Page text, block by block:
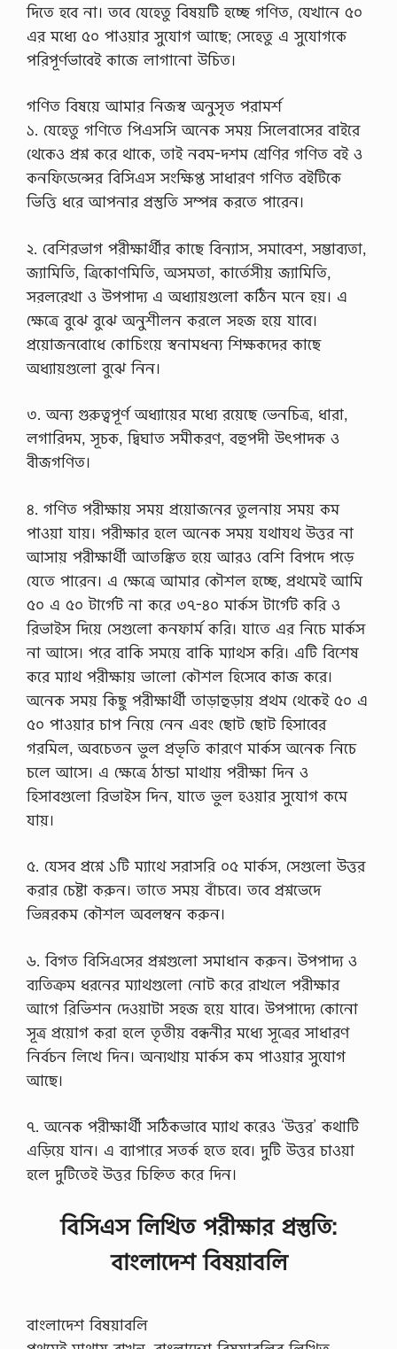
দিতে হবে না। তবে যেহেতু বিষয়টি হচ্ছে গণিত, যেখানে ৫০
এর মধ্যে ৫০ পাওয়ার সুযোগ আছে; সেহেতু এ সুযোগকে
পরিপূর্ণভাবেই কাজে লাগানো উচিত।
গণিত বিষয়ে আমার নিজস্ব অনুসৃত পরামর্শ
১. যেহেতু গণিতে পিএসসি অনেক সময় সিলেবাসের বাইরে
থেকেও প্রশ্ন করে থাকে, তাই নবম-দশম শ্রেণির গণিত বই ও
কনফিডেন্সের বিসিএস সংক্ষিপ্ত সাধারণ গণিত বইটিকে
ভিত্তি ধরে আপনার প্রস্তুতি সম্পন্ন করতে পারেন।
২. বেশিরভাগ পরীক্ষার্থীর কাছে বিন্যাস, সমাবেশ, সম্ভাব্যতা,
জ্যামিতি, ত্রিকোণমিতি, অসমতা, কার্তেসীয় জ্যামিতি,
সরলরেখা ও উপপাদ্য এ অধ্যায়গুলো কঠিন মনে হয়। এ
ক্ষেত্রে বুঝে বুঝে অনুশীলন করলে সহজ হয়ে যাবে।
প্রয়োজনবোধে কোচিংয়ে স্বনামধন্য শিক্ষকদের কাছে
অধ্যায়গুলো বুঝে নিন।
৩. অন্য গুরুত্বপূর্ণ অধ্যায়ের মধ্যে রয়েছে ভেনচিত্র, ধারা,
লগারিদম, সূচক, দ্বিঘাত সমীকরণ, বহুপদী উৎপাদক ও
বীজগণিত।
৪. গণিত পরীক্ষায় সময় প্রয়োজনের তুলনায় সময় কম
পাওয়া যায়। পরীক্ষার হলে অনেক সময় যথাযথ উত্তর না
আসায় পরীক্ষার্থী আতঙ্কিত হয়ে আরও বেশি বিপদে পড়ে
যেতে পারেন। এ ক্ষেত্রে আমার কৌশল হচ্ছে, প্রথমেই আমি
৫০ এ ৫০ টার্গেট না করে ৩৭-৪০ মার্কস টার্গেট করি ও
রিভাইস দিয়ে সেগুলো কনফার্ম করি। যাতে এর নিচে মার্কস
না আসে। পরে বাকি সময়ে বাকি ম্যাথস করি। এটি বিশেষ
করে ম্যাথ পরীক্ষায় ভালো কৌশল হিসেবে কাজ করে।
অনেক সময় কিছু পরীক্ষার্থী তাড়াহুড়ায় প্রথম থেকেই ৫০ এ
৫০ পাওয়ার চাপ নিয়ে নেন এবং ছোট ছোট হিসাবের
গরমিল, অবচেতন ভুল প্রভৃতি কারণে মার্কস অনেক নিচে
চলে আসে। এ ক্ষেত্রে ঠান্ডা মাথায় পরীক্ষা দিন ও
হিসাবগুলো রিভাইস দিন, যাতে ভুল হওয়ার সুযোগ কমে
যায়।
৫. যেসব প্রশ্নে ১টি ম্যাথে সরাসরি ০৫ মার্কস, সেগুলো উত্তর
করার চেষ্টা করুন। তাতে সময় বাঁচবে। তবে প্রশ্নভেদে
ভিন্নরকম কৌশল অবলম্বন করুন।
৬. বিগত বিসিএসের প্রশ্নগুলো সমাধান করুন। উপপাদ্য ও
ব্যতিক্রম ধরনের ম্যাথগুলো নোট করে রাখলে পরীক্ষার
আগে রিভিশন দেওয়াটা সহজ হয়ে যাবে। উপপাদ্যে কোনো
সূত্র প্রয়োগ করা হলে তৃতীয় বন্ধনীর মধ্যে সূত্রের সাধারণ
নির্বচন লিখে দিন। অন্যথায় মার্কস কম পাওয়ার সুযোগ
আছে।
৭. অনেক পরীক্ষার্থী সঠিকভাবে ম্যাথ করেও ‘উত্তর’ কথাটি
এড়িয়ে যান। এ ব্যাপারে সতর্ক হতে হবে। দুটি উত্তর চাওয়া
হলে দুটিতেই উত্তর চিহ্নিত করে দিন।
বিসিএস লিখিত পরীক্ষার প্রস্তুতি:
বাংলাদেশ বিষয়াবলি
বাংলাদেশ বিষয়াবলি